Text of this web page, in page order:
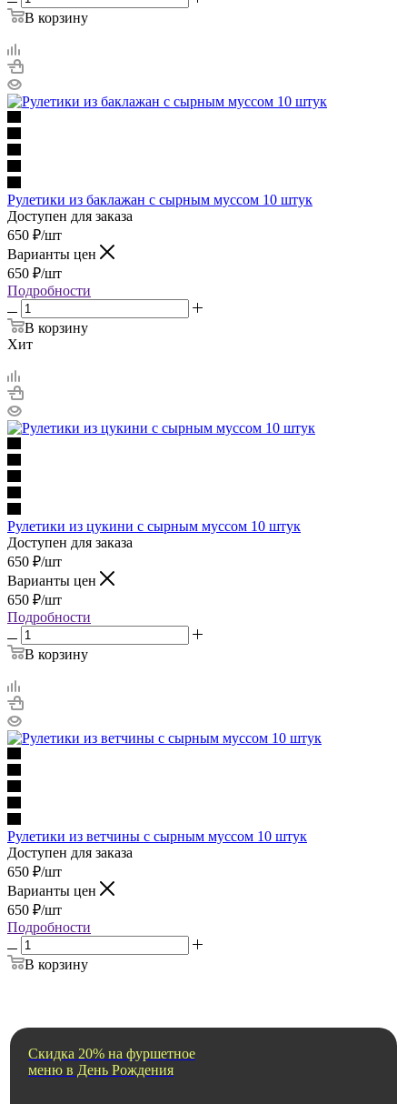
В корзину
Рулетики из баклажан с сырным муссом 10 штук
Доступен для заказа
650 ₽/шт
Варианты цен
650 ₽/шт
Подробности
В корзину
Хит
Рулетики из цукини с сырным муссом 10 штук
Доступен для заказа
650 ₽/шт
Варианты цен
650 ₽/шт
Подробности
В корзину
Рулетики из ветчины с сырным муссом 10 штук
Доступен для заказа
650 ₽/шт
Варианты цен
650 ₽/шт
Подробности
В корзину
Скидка 20% на фуршетное
меню в День Рождения